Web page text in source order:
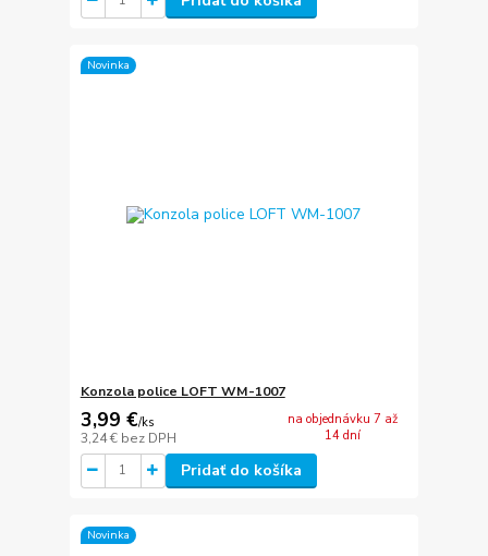
Novinka
Konzola police LOFT WM-1007
3,99 €/ks
3,24 € bez DPH
na objednávku 7 až
14 dní
Pridať do košíka
Novinka